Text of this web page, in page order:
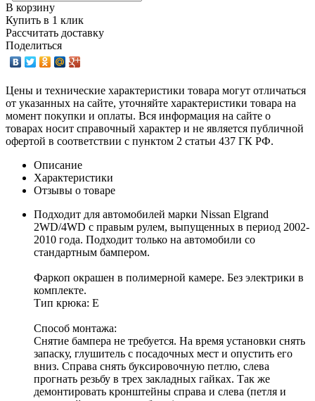
В корзину
Купить в 1 клик
Рассчитать доставку
Поделиться
Цены и технические характеристики товара могут отличаться
от указанных на сайте, уточняйте характеристики товара на
момент покупки и оплаты. Вся информация на сайте о
товарах носит справочный характер и не является публичной
офертой в соответствии с пунктом 2 статьи 437 ГК РФ.
Описание
Характеристики
Отзывы о товаре
Подходит для автомобилей марки Nissan Elgrand
2WD/4WD с правым рулем, выпущенных в период 2002-
2010 года. Подходит только на автомобили со
стандартным бампером.
Фаркоп окрашен в полимерной камере. Без электрики в
комплекте.
Тип крюка: E
Способ монтажа:
Снятие бампера не требуется. На время установки снять
запаску, глушитель с посадочных мест и опустить его
вниз. Справа снять буксировочную петлю, слева
прогнать резьбу в трех закладных гайках. Так же
демонтировать кронштейны справа и слева (петля и